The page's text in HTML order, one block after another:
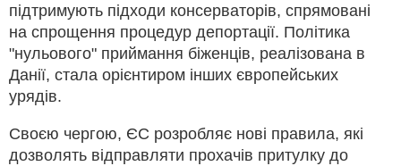
підтримують підходи консерваторів, спрямовані
на спрощення процедур депортації. Політика
"нульового" приймання біженців, реалізована в
Данії, стала орієнтиром інших європейських
урядів.
Своєю чергою, ЄС розробляє нові правила, які
дозволять відправляти прохачів притулку до